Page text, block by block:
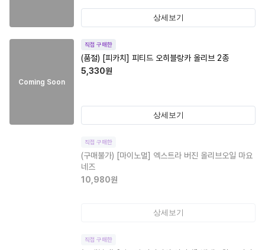
상세보기
Coming Soon
직접 구매한
(품절) [피카치] 피티드 오히블랑카 올리브 2종
5,330원
상세보기
직접 구매한
(구매불가) [마이노멀] 엑스트라 버진 올리브오일 마요
네즈
10,980원
상세보기
직접 구매한